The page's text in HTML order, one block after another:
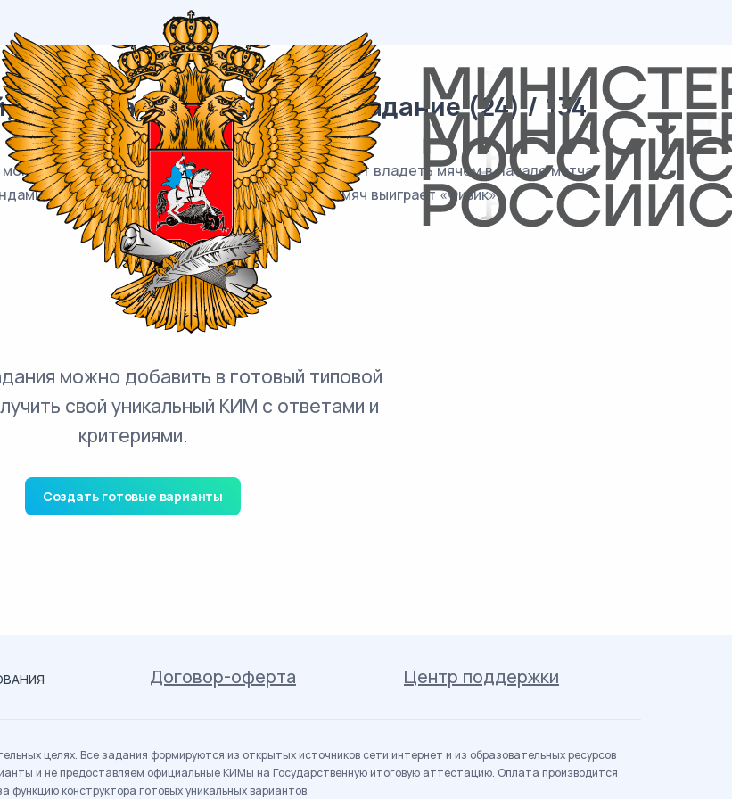
материал ЕГЭ / База / 05 задание (24) / 134
чтобы определить, какая из команд будет владеть мячом в начале матча.
Найдите вероятность того, что оба раза мяч выиграет «Физик».
можно добавить в готовый типовой
свой уникальный КИМ с ответами и
критериями.
Создать готовые варианты
Договор-оферта Центр поддержки
целях. Все задания формируются из открытых источников сети интернет и из образовательных ресурсов
и не предоставляем официальные КИМы на Государственную итоговую аттестацию. Оплата производится
функцию конструктора готовых уникальных вариантов.